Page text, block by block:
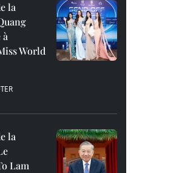
la
World
la
Lam